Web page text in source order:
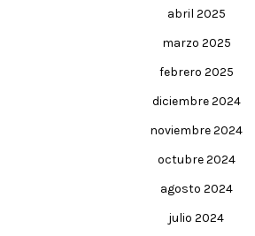
abril 2025
marzo 2025
febrero 2025
diciembre 2024
noviembre 2024
octubre 2024
agosto 2024
julio 2024